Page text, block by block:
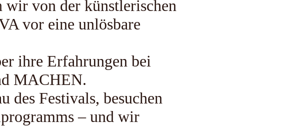
wir von der künstlerischen
vor eine unlösbare
ihre Erfahrungen bei
MACHEN.
des Festivals, besuchen
– und wir